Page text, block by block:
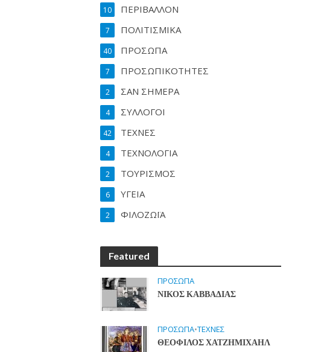
ΠΕΡΙΒΑΛΛΟΝ
10
ΠΟΛΙΤΙΣΜΙΚΑ
7
ΠΡΟΣΩΠΑ
40
ΠΡΟΣΩΠΙΚΟΤΗΤΕΣ
7
ΣΑΝ ΣΗΜΕΡΑ
2
ΣΥΛΛΟΓΟΙ
4
ΤΕΧΝΕΣ
42
ΤΕΧΝΟΛΟΓΙΑ
4
ΤΟΥΡΙΣΜΟΣ
2
ΥΓΕΙΑ
6
ΦΙΛΟΖΩΪΑ
2
Featured
ΠΡΟΣΩΠΑ
ΝΙΚΟΣ ΚΑΒΒΑΔΙΑΣ
ΠΡΟΣΩΠΑ•ΤΕΧΝΕΣ
ΘΕΟΦΙΛΟΣ ΧΑΤΖΗΜΙΧΑΗΛ